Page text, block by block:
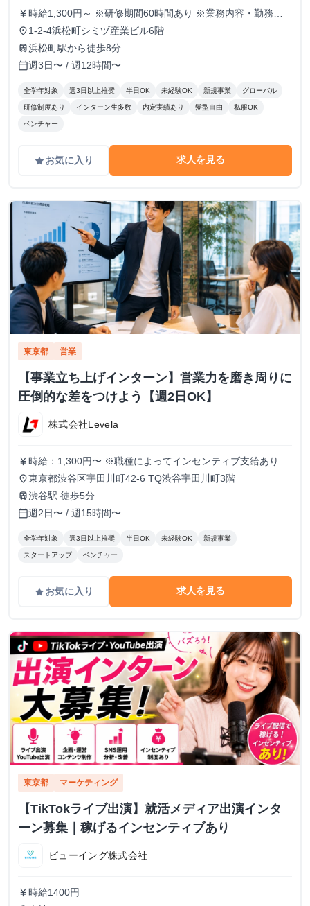
currency_yen 時給1,300円～ ※研修期間60時間あり ※業務内容・勤務状
況により決定
place 1-2-4浜松町シミヅ産業ビル6階
train浜松町駅から徒歩8分
calendar_today週3日〜 / 週12時間〜
全学年対象 週3日以上推奨 半日OK 未経験OK 新規事業 グローバル
研修制度あり インターン生多数 内定実績あり 髪型自由 私服OK
ベンチャー
gradeお気に入り 求人を見る
東京都 営業
【事業立ち上げインターン】営業力を磨き周りに
圧倒的な差をつけよう【週2日OK】
株式会社Levela
currency_yen 時給：1,300円〜 ※職種によってインセンティブ支給あり
place東京都渋谷区宇田川町42-6 TQ渋谷宇田川町3階
train渋谷駅 徒歩5分
calendar_today週2日〜 / 週15時間〜
全学年対象 週3日以上推奨 半日OK 未経験OK 新規事業
スタートアップ ベンチャー
gradeお気に入り 求人を見る
東京都 マーケティング
【TikTokライブ出演】就活メディア出演インタ
ーン募集｜稼げるインセンティブあり
ビューイング株式会社
currency_yen 時給1400円